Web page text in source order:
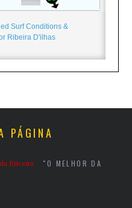
Surf Conditions &
Ribeira D'ilhas
PÁGINA
"O MELHOR DA